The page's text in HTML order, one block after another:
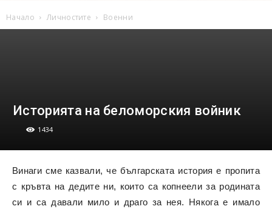
Начало Личностите Военни
Историята на беломорския войник
1434
Винаги сме казвали, че българската история е пропита
с кръвта на дедите ни, които са копнеели за родината
си и са давали мило и драго за нея. Някога е имало